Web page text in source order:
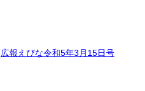
広報えびな令和5年3月15日号